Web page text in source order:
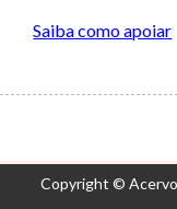
Saiba como apoiar
Copyright © Acervo